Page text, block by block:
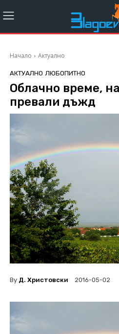
Начало Актуално
АКТУАЛНО ЛЮБОПИТНО
Облачно време,
превали дъжд
By Д. Христовски 2016-05-02